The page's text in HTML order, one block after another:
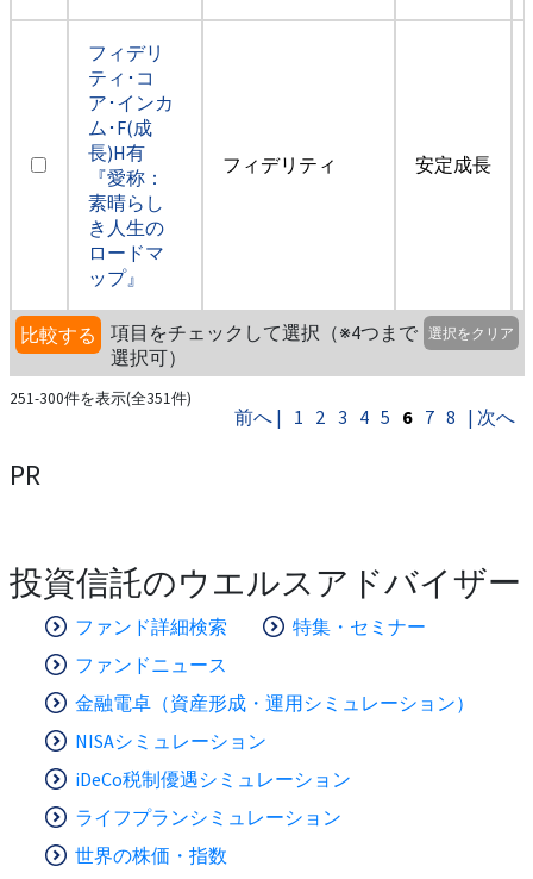
フィデリ
ティ･コ
ア･インカ
ム･F(成
長)H有
『愛称：
素晴らし
き人生の
ロードマ
ップ』
フィデリティ 安定成長
比較する
項目をチェックして選択（※4つまで
選択可）
選択をクリア
251-300件を表示(全351件)
前へ | 1 2 3 4 5 6 7 8 | 次へ
PR
投資信託のウエルスアドバイザー
ファンド詳細検索
特集・セミナー
ファンドニュース
金融電卓（資産形成・運用シミュレーション）
NISAシミュレーション
iDeCo税制優遇シミュレーション
ライフプランシミュレーション
世界の株価・指数